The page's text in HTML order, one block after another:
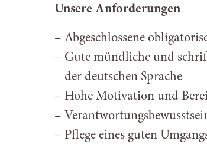
Unsere Anforderungen
Abgeschlossene
Gute mündliche und
der deutschen Sprache
Hohe Motivation und
Pflege eines guten